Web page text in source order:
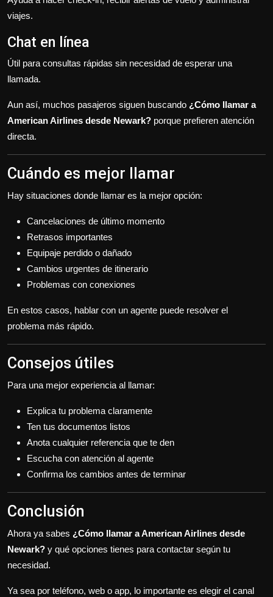
viajes.
Chat en línea
Útil para consultas rápidas sin necesidad de esperar una
llamada.
Aun así, muchos pasajeros siguen buscando ¿Cómo llamar a
American Airlines desde Newark? porque prefieren atención
directa.
Cuándo es mejor llamar
Hay situaciones donde llamar es la mejor opción:
Cancelaciones de último momento
Retrasos importantes
Equipaje perdido o dañado
Cambios urgentes de itinerario
Problemas con conexiones
En estos casos, hablar con un agente puede resolver el
problema más rápido.
Consejos útiles
Para una mejor experiencia al llamar:
Explica tu problema claramente
Ten tus documentos listos
Anota cualquier referencia que te den
Escucha con atención al agente
Confirma los cambios antes de terminar
Conclusión
Ahora ya sabes ¿Cómo llamar a American Airlines desde
Newark? y qué opciones tienes para contactar según tu
necesidad.
Ya sea por teléfono, web o app, lo importante es elegir el canal